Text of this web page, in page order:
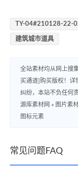
TY-04#210128-22-
建筑城市道具
全站素材均从网上搜
买通道]购买版权！详
纠纷，本站不负任何责
源库素材网 » 图片素
图标元素
常见问题FAQ